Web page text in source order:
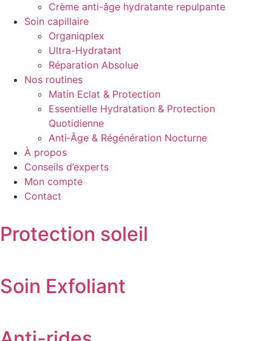
Crème anti-âge hydratante repulpante
Soin capillaire
Organiqplex
Ultra-Hydratant
Réparation Absolue
Nos routines
Matin Eclat & Protection
Essentielle Hydratation & Protection
Quotidienne
Anti‑Âge & Régénération Nocturne
À propos
Conseils d’experts
Mon compte
Contact
Protection soleil
Soin Exfoliant